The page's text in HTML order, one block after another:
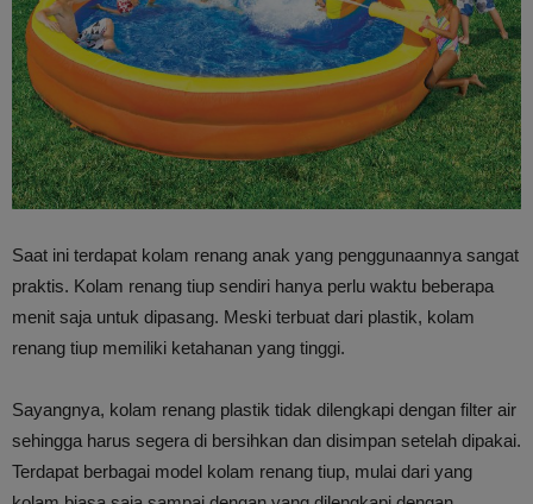
Saat ini terdapat kolam renang anak yang penggunaannya sangat
praktis. Kolam renang tiup sendiri hanya perlu waktu beberapa
menit saja untuk dipasang. Meski terbuat dari plastik, kolam
renang tiup memiliki ketahanan yang tinggi.
Sayangnya, kolam renang plastik tidak dilengkapi dengan filter air
sehingga harus segera di bersihkan dan disimpan setelah dipakai.
Terdapat berbagai model kolam renang tiup, mulai dari yang